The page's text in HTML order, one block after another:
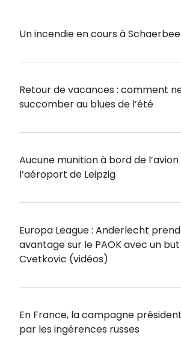
Un incendie en cours à
Retour de vacances : comment
succomber au blues de l’été
Aucune munition à bord de
l’aéroport de Leipzig
Europa League : Anderlecht
avantage sur le PAOK avec un
Cvetkovic (vidéos)
En France, la campagne
par les ingérences russes